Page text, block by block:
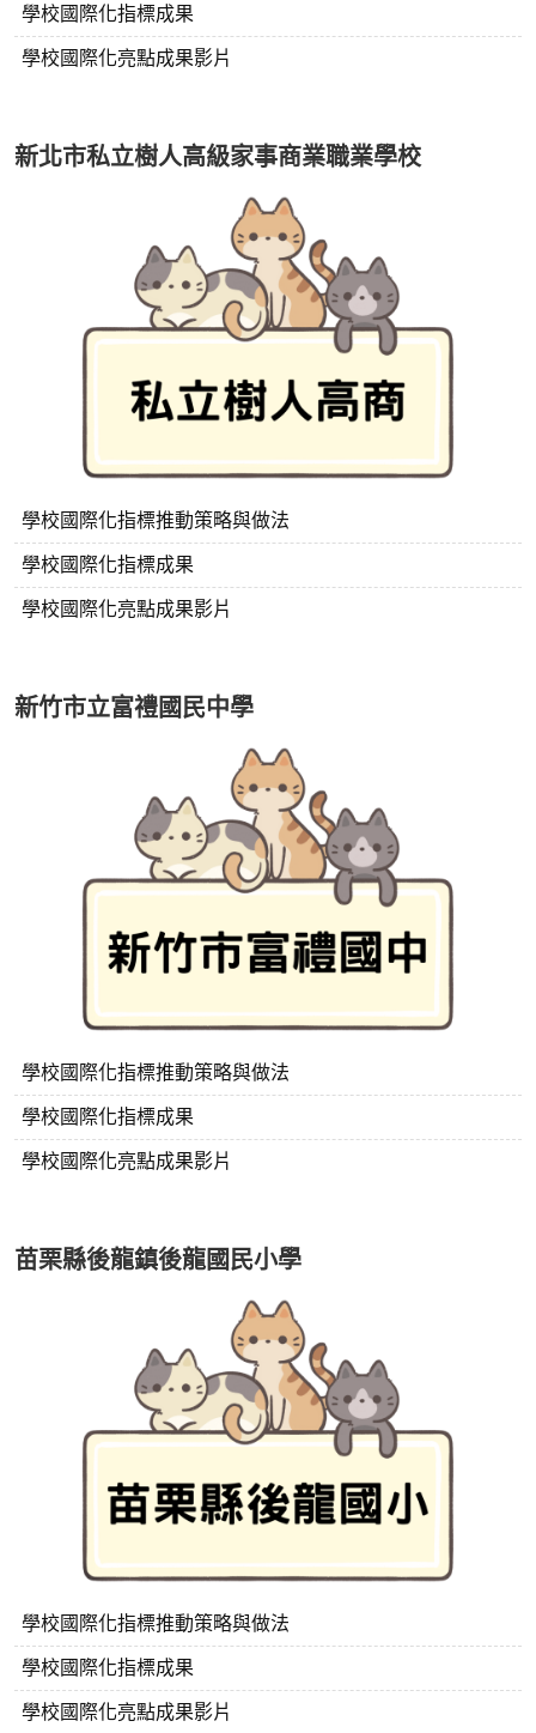
學校國際化指標成果
學校國際化亮點成果影片
新北市私立樹人高級家事商業職業學校
學校國際化指標推動策略與做法
學校國際化指標成果
學校國際化亮點成果影片
新竹市立富禮國民中學
學校國際化指標推動策略與做法
學校國際化指標成果
學校國際化亮點成果影片
苗栗縣後龍鎮後龍國民小學
學校國際化指標推動策略與做法
學校國際化指標成果
學校國際化亮點成果影片